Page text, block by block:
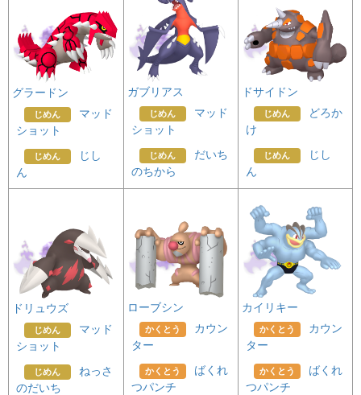
グラードン
じめん
マッド
ショット
じめん
じし
ん
ガブリアス
じめん
マッド
ショット
じめん
だいち
のちから
ドサイドン
じめん
どろか
け
じめん
じし
ん
ドリュウズ
じめん
マッド
ショット
じめん
ねっさ
のだいち
ローブシン
かくとう
カウン
ター
かくとう
ばくれ
つパンチ
カイリキー
かくとう
カウン
ター
かくとう
ばくれ
つパンチ